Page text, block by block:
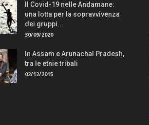
Il Covid-19 nelle Andamane:
una lotta per la sopravvivenza
dei gruppi...
30/09/2020
In Assam e Arunachal Pradesh,
tra le etnie tribali
02/12/2015